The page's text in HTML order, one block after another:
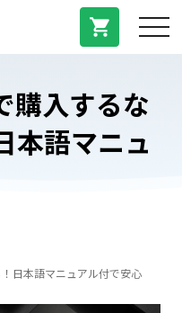
購入するな
本語マニュ
日本語マニュアル付で安心